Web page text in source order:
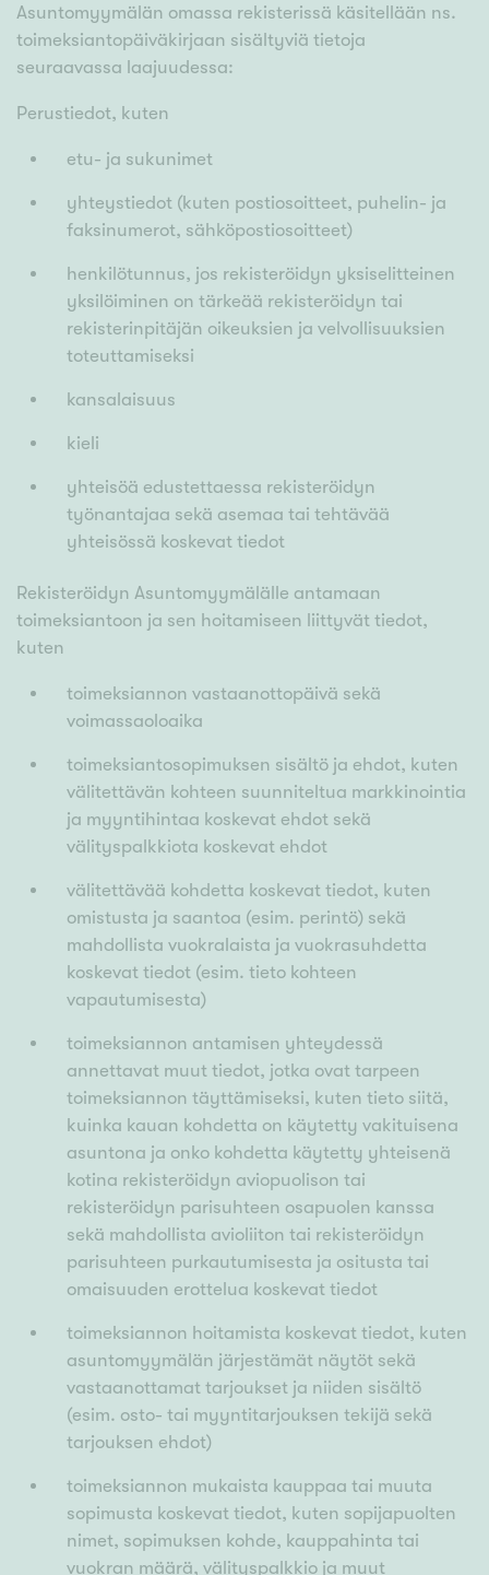
Asuntomyymälän omassa rekisterissä käsitellään ns.
toimeksiantopäiväkirjaan sisältyviä tietoja
seuraavassa laajuudessa:
Perustiedot, kuten
etu- ja sukunimet
yhteystiedot (kuten postiosoitteet, puhelin- ja
faksinumerot, sähköpostiosoitteet)
henkilötunnus, jos rekisteröidyn yksiselitteinen
yksilöiminen on tärkeää rekisteröidyn tai
rekisterinpitäjän oikeuksien ja velvollisuuksien
toteuttamiseksi
kansalaisuus
kieli
yhteisöä edustettaessa rekisteröidyn
työnantajaa sekä asemaa tai tehtävää
yhteisössä koskevat tiedot
Rekisteröidyn Asuntomyymälälle antamaan
toimeksiantoon ja sen hoitamiseen liittyvät tiedot,
kuten
toimeksiannon vastaanottopäivä sekä
voimassaoloaika
toimeksiantosopimuksen sisältö ja ehdot, kuten
välitettävän kohteen suunniteltua markkinointia
ja myyntihintaa koskevat ehdot sekä
välityspalkkiota koskevat ehdot
välitettävää kohdetta koskevat tiedot, kuten
omistusta ja saantoa (esim. perintö) sekä
mahdollista vuokralaista ja vuokrasuhdetta
koskevat tiedot (esim. tieto kohteen
vapautumisesta)
toimeksiannon antamisen yhteydessä
annettavat muut tiedot, jotka ovat tarpeen
toimeksiannon täyttämiseksi, kuten tieto siitä,
kuinka kauan kohdetta on käytetty vakituisena
asuntona ja onko kohdetta käytetty yhteisenä
kotina rekisteröidyn aviopuolison tai
rekisteröidyn parisuhteen osapuolen kanssa
sekä mahdollista avioliiton tai rekisteröidyn
parisuhteen purkautumisesta ja ositusta tai
omaisuuden erottelua koskevat tiedot
toimeksiannon hoitamista koskevat tiedot, kuten
asuntomyymälän järjestämät näytöt sekä
vastaanottamat tarjoukset ja niiden sisältö
(esim. osto- tai myyntitarjouksen tekijä sekä
tarjouksen ehdot)
toimeksiannon mukaista kauppaa tai muuta
sopimusta koskevat tiedot, kuten sopijapuolten
nimet, sopimuksen kohde, kauppahinta tai
vuokran määrä, välityspalkkio ja muut